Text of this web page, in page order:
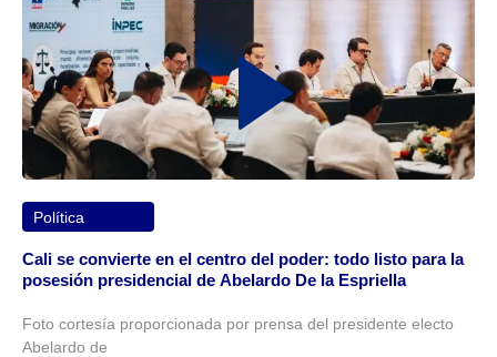
Política
Cali se convierte en el centro del poder: todo listo para la
posesión presidencial de Abelardo De la Espriella
Foto cortesía proporcionada por prensa del presidente electo
Abelardo de